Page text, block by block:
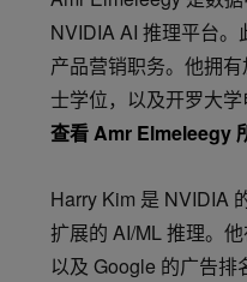
NVIDIA AI 推理平台
产品营销职务。他拥
士学位，以及开罗大学
查看 Amr Elmeleegy
Harry Kim 是 NVIDIA
扩展的 AI/ML 推理。
以及 Google 的广告